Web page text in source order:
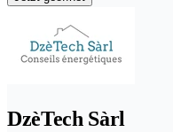
DzèTech Sàrl